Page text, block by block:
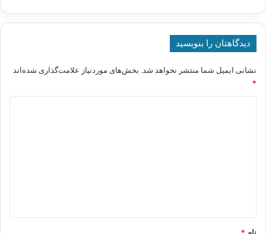
دیدگاهتان را بنویسید
نشانی ایمیل شما منتشر نخواهد شد. بخش‌های موردنیاز علامت‌گذاری شده‌اند
*